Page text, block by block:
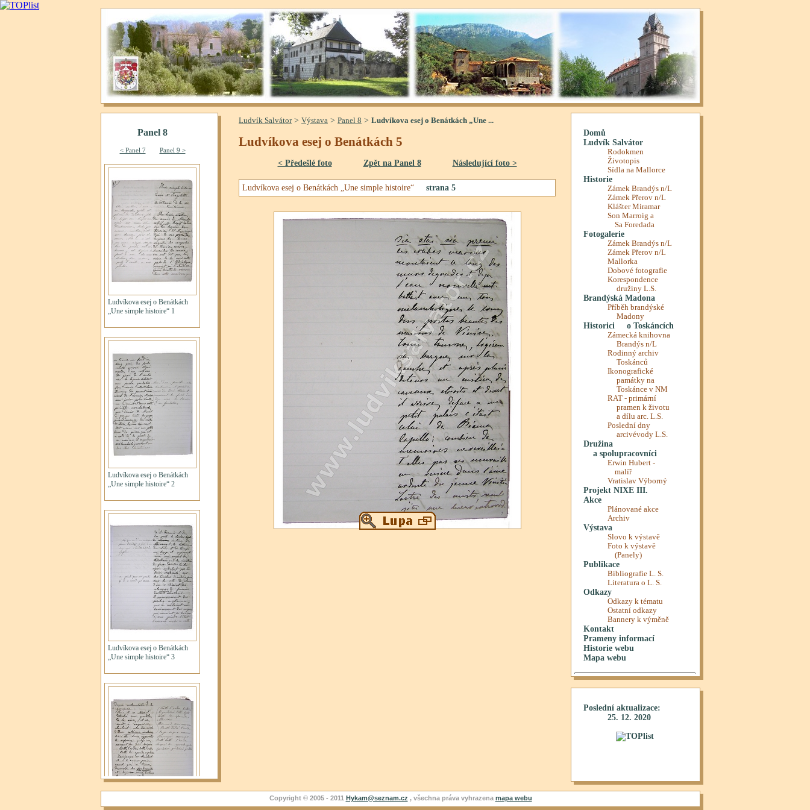
Ludvík Salvátor> Výstava > Panel 8 > Ludvíkova esej o Benátkách „Une ...
Ludvíkova esej o Benátkách 5
< Předešlé foto Zpět na Panel 8 Následující foto >
Ludvíkova esej o Benátkách „Une simple histoire“ strana 5
Copyright © 2005 - 2011 Hykam@seznam.cz , všechna práva vyhrazena mapa webu